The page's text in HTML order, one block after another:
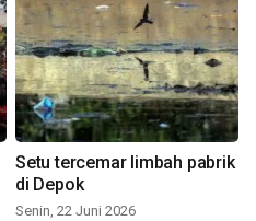
Setu tercemar limbah pabrik
di Depok
Senin, 22 Juni 2026